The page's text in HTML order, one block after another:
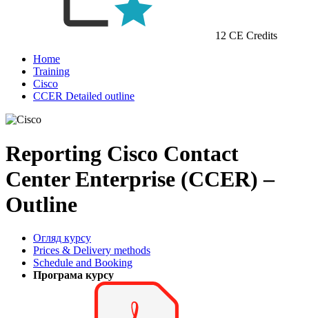
12 CE Credits
Home
Training
Cisco
CCER Detailed outline
Reporting Cisco Contact
Center Enterprise (CCER) –
Outline
Огляд курсу
Prices & Delivery methods
Schedule and Booking
Програма курсу